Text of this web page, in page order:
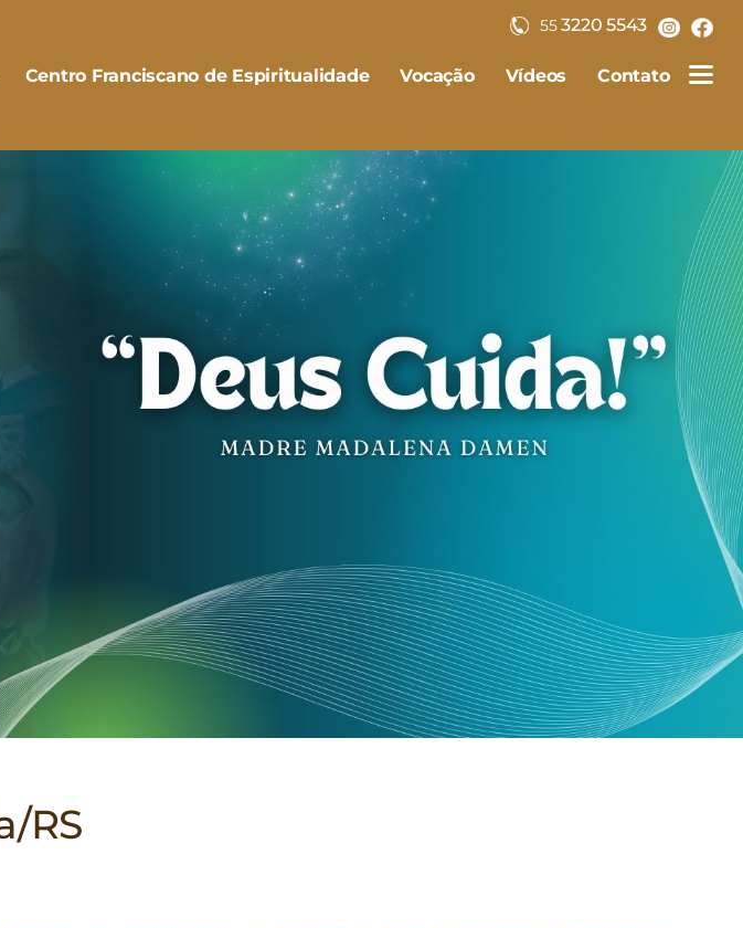
Centro Franciscano de Espiritualidade Vocação Vídeos Contato
553220 5543
RS